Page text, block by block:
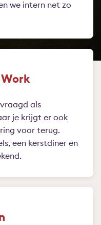
we intern net zo
als
je krijgt er ook
voor terug.
een kerstdiner en